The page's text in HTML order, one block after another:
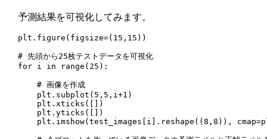
予測結果を可視化してみます。
plt.figure(figsize=(15,15))
# 先頭から25枚テストデータを可視化
for i in range(25):
    # 画像を作成
    plt.subplot(5,5,i+1)
    plt.xticks([])
    plt.yticks([])
plt.imshow(test_images[i].reshape((8,8)),